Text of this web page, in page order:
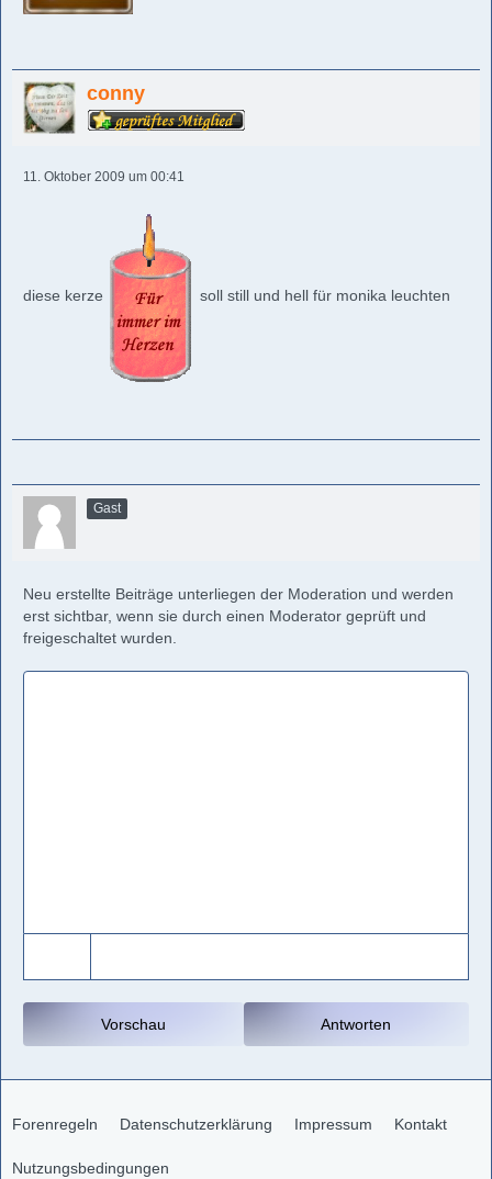
conny
11. Oktober 2009 um 00:41
diese kerze soll still und hell für monika leuchten
Gast
Neu erstellte Beiträge unterliegen der Moderation und werden
erst sichtbar, wenn sie durch einen Moderator geprüft und
freigeschaltet wurden.
Antworten
Vorschau
Forenregeln Datenschutzerklärung Impressum Kontakt
Nutzungsbedingungen